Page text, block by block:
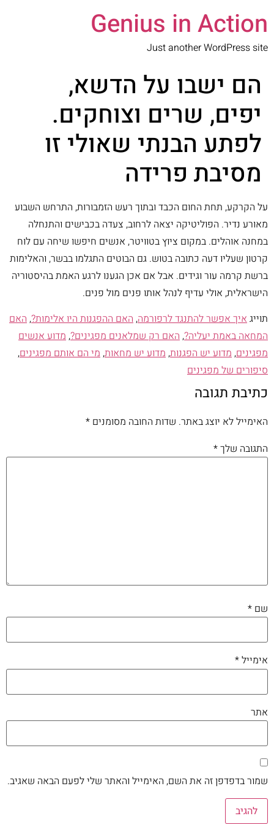
Genius in Action
Just another WordPress site
הם ישבו על הדשא,
יפים, שרים וצוחקים.
לפתע הבנתי שאולי זו
מסיבת פרידה
על הקרקע, תחת החום הכבד ובתוך רעש הזמבורות, התרחש השבוע
מאורע נדיר. הפוליטיקה יצאה לרחוב, צעדה בכבישים והתנחלה
במחנה אוהלים. במקום ציוץ בטוויטר, אנשים חיפשו שיחה עם לוח
קרטון שעליו דעה כתובה בטוש. גם הבוטים התגלמו בבשר, והאלימות
ברשת קרמה עור וגידים. אבל אם אכן הגענו לרגע האמת בהיסטוריה
הישראלית, אולי עדיף לנהל אותו פנים מול פנים.
תוייגאיך אפשר להתנגד לרפורמה,האם ההפגנות היו אלימות?,האם
המחאה באמת יעליה?,האם רק שמלאנים מפגינים?,מדוע אנשים
מפגינים,מדוע יש הפגנות,מדוע יש מחאות,מי הם אותם מפגינים,
סיפורים של מפגינים
כתיבת תגובה
האימייל לא יוצג באתר. שדות החובה מסומנים *
התגובה שלך*
שם *
אימייל*
אתר
שמור בדפדפן זה את השם, האימייל והאתר שלי לפעם הבאה שאגיב.